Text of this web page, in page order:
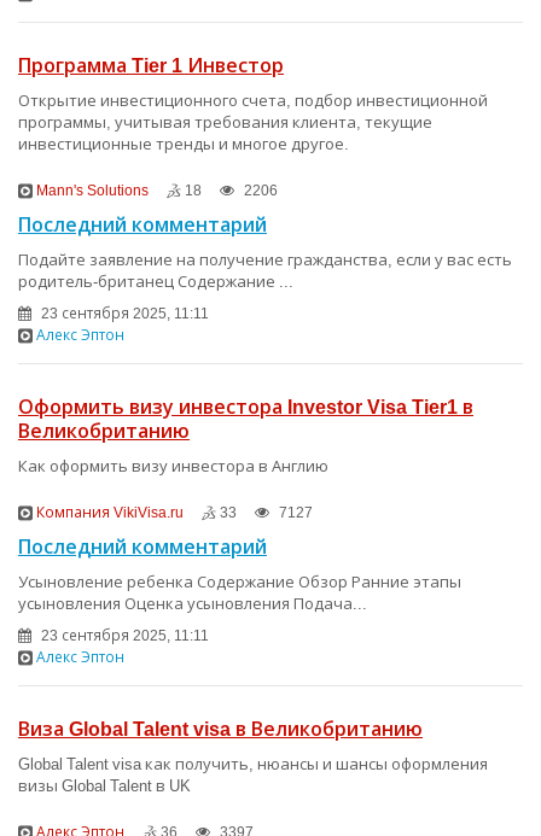
Программа Tier 1 Инвестор
Открытие инвестиционного счета, подбор инвестиционной
программы, учитывая требования клиента, текущие
инвестиционные тренды и многое другое.
Mann's Solutions 18 2206
Последний комментарий
Подайте заявление на получение гражданства, если у вас есть
родитель-британец Содержание ...
23 сентября 2025, 11:11
Алекс Эптон
Оформить визу инвестора Investor Visa Tier1 в
Великобританию
Как оформить визу инвестора в Англию
Компания VikiVisa.ru 33 7127
Последний комментарий
Усыновление ребенка Содержание Обзор Ранние этапы
усыновления Оценка усыновления Подача...
23 сентября 2025, 11:11
Алекс Эптон
Виза Global Talent visa в Великобританию
Global Talent visa как получить, нюансы и шансы оформления
визы Global Talent в UK